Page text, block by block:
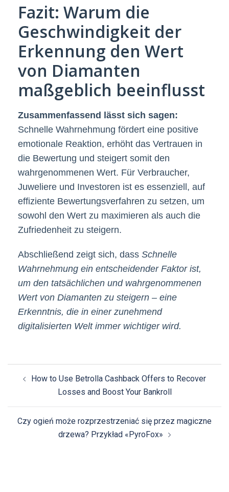
Fazit: Warum die
Geschwindigkeit der
Erkennung den Wert
von Diamanten
maßgeblich beeinflusst
Zusammenfassend lässt sich sagen:
Schnelle Wahrnehmung fördert eine positive
emotionale Reaktion, erhöht das Vertrauen in
die Bewertung und steigert somit den
wahrgenommenen Wert. Für Verbraucher,
Juweliere und Investoren ist es essenziell, auf
effiziente Bewertungsverfahren zu setzen, um
sowohl den Wert zu maximieren als auch die
Zufriedenheit zu steigern.
Abschließend zeigt sich, dass Schnelle
Wahrnehmung ein entscheidender Faktor ist,
um den tatsächlichen und wahrgenommenen
Wert von Diamanten zu steigern – eine
Erkenntnis, die in einer zunehmend
digitalisierten Welt immer wichtiger wird.
Post
navigation
How to Use Betrolla Cashback Offers to Recover
Losses and Boost Your Bankroll
Czy ogień może rozprzestrzeniać się przez magiczne
drzewa? Przykład «PyroFox»